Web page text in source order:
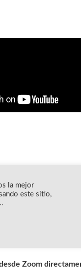
una vez se
Zoom
la mejor
este sitio,